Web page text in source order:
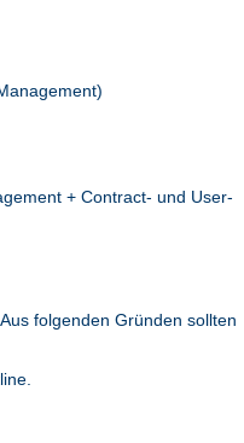
+ Contract- und User-
folgenden Gründen sollten